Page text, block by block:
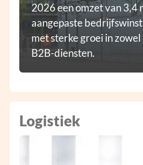
2026 een omzet van 3,4
aangepaste
met sterke groei in
B2B-diensten.
Logistiek